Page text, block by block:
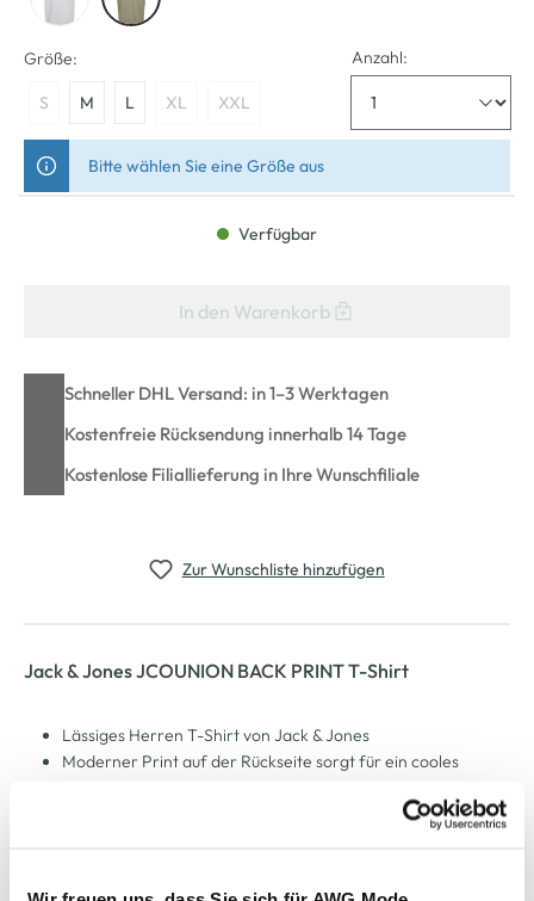
Größe:
S M L XL XXL
Anzahl:
Bitte wählen Sie eine Größe aus
Verfügbar
In den Warenkorb
Schneller DHL Versand: in 1–3 Werktagen
Kostenfreie Rücksendung innerhalb 14 Tage
Kostenlose Filiallieferung in Ihre Wunschfiliale
Zur Wunschliste hinzufügen
Jack & Jones JCOUNION BACK PRINT T-Shirt
Lässiges Herren T-Shirt von Jack & Jones
Moderner Print auf der Rückseite sorgt für ein cooles
Lockere Passform für angenehme Bewegungsfreiheit
Klassischer Rundhalsausschnitt und kurze Ärmel für einen